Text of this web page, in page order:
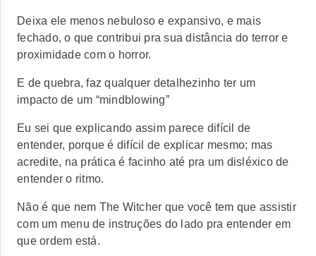
Deixa ele menos nebuloso e expansivo, e mais
fechado, o que contribui pra sua distância do terror e
proximidade com o horror.
E de quebra, faz qualquer detalhezinho ter um
impacto de um “mindblowing”
Eu sei que explicando assim parece difícil de
entender, porque é difícil de explicar mesmo; mas
acredite, na prática é facinho até pra um disléxico de
entender o ritmo.
Não é que nem The Witcher que você tem que assistir
com um menu de instruções do lado pra entender em
que ordem está.